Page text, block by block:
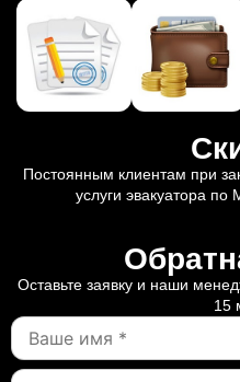
Постоянным клиентам при
услуги эвакуатора по
Оставьте заявку и наши
15